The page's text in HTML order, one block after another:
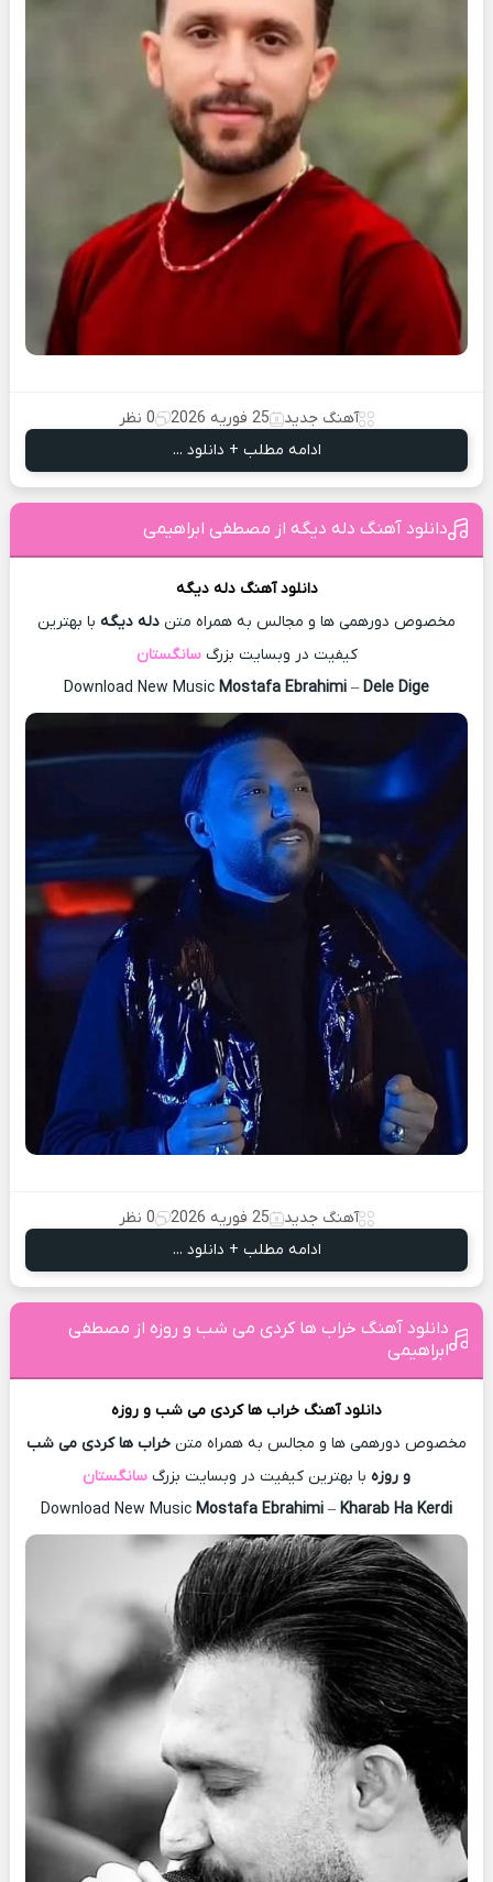
آهنگ جدید 25 فوریه 2026
0 نظر
ادامه مطلب + دانلود ...
دانلود آهنگ دله دیگه از مصطفی ابراهیمی
دانلود آهنگ دله دیگه
مخصوص دورهمی ها و مجالس به همراه متن دله دیگه با بهترین
کیفیت در وبسایت بزرگسانگستان
Download New Music Mostafa Ebrahimi – Dele Dige
آهنگ جدید 25 فوریه 2026
0 نظر
ادامه مطلب + دانلود ...
دانلود آهنگ خراب ها کردی می شب و روزه از مصطفی
ابراهیمی
دانلود آهنگ خراب ها کردی می شب و روزه
مخصوص دورهمی ها و مجالس به همراه متن خراب ها کردی می شب
و روزه با بهترین کیفیت در وبسایت بزرگ سانگستان
Download New Music Mostafa Ebrahimi – Kharab Ha Kerdi